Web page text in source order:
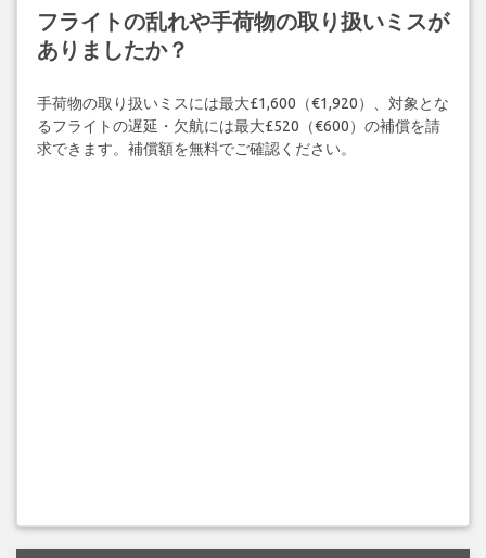
フライトの乱れや手荷物の取り扱いミスが
ありましたか？
手荷物の取り扱いミスには最大£1,600（€1,920）、対象とな
るフライトの遅延・欠航には最大£520（€600）の補償を請
求できます。補償額を無料でご確認ください。